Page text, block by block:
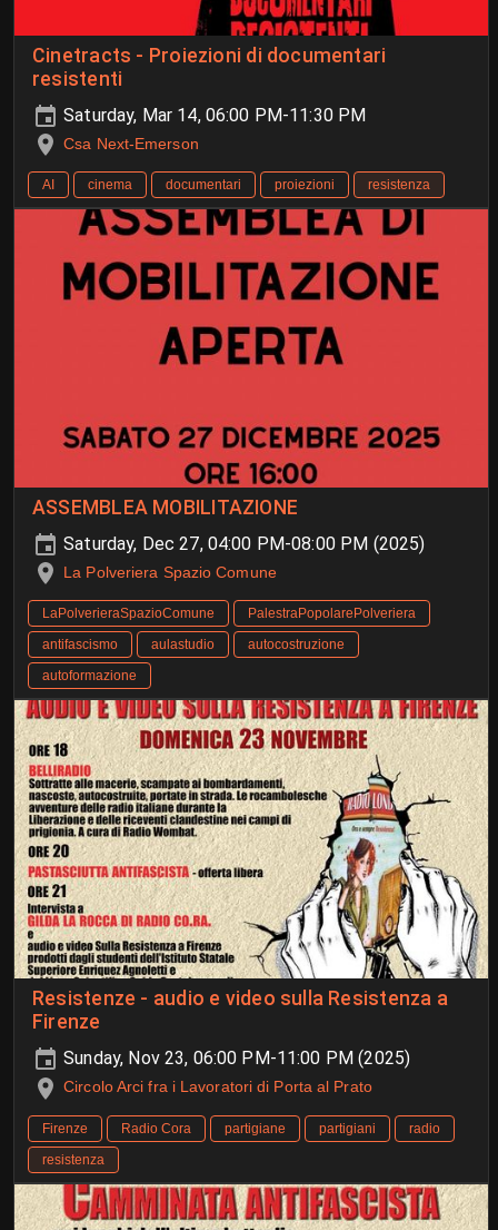
Cinetracts - Proiezioni di documentari
resistenti
Saturday, Mar 14, 06:00 PM-11:30 PM
Csa Next-Emerson
AI cinema documentari proiezioni resistenza
ASSEMBLEA MOBILITAZIONE
Saturday, Dec 27, 04:00 PM-08:00 PM (2025)
La Polveriera Spazio Comune
LaPolverieraSpazioComune
PalestraPopolarePolveriera
antifascismo
aulastudio
autocostruzione
autoformazione
Resistenze - audio e video sulla Resistenza a
Firenze
Sunday, Nov 23, 06:00 PM-11:00 PM (2025)
Circolo Arci fra i Lavoratori di Porta al Prato
Firenze Radio Cora partigiane partigiani
radio
resistenza